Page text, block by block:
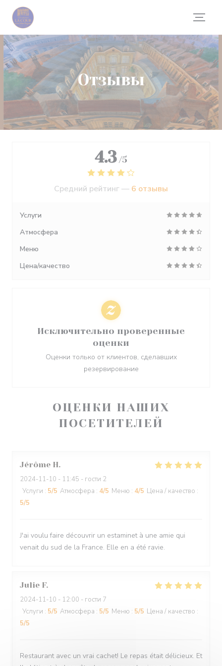
Панель управления cookies
Отзывы
ОЦЕНКИ НАШИХ
ПОСЕТИТЕЛЕЙ
Jérôme H
2024-11-10 - 11:45 - гости 2
Услуги : 5/5 Атмосфера : 4/5 Меню : 4/5 Цена / качество :
5/5
J'ai voulu faire découvrir un estaminet à une amie qui
venait du sud de la France. Elle en a été ravie.
Julie F
2024-11-10 - 12:00 - гости 7
Услуги : 5/5 Атмосфера : 5/5 Меню : 5/5 Цена / качество :
5/5
Restaurant avec un vrai cachet! Le repas était délicieux. Et
4.3 /5
Средний рейтинг — 6 отзывы
Услуги
Атмосфера
Меню
Цена/качество
Исключительно проверенные
оценки
Оценки только от клиентов, сделавших
резервирование